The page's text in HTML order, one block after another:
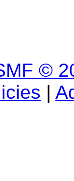
©
|